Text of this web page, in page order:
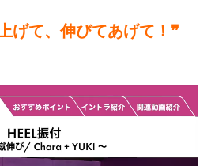
げて、伸びてあげて！❞